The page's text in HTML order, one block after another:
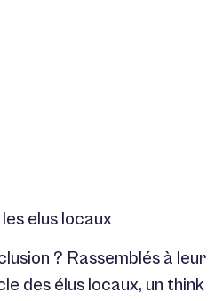
elus locaux
? Rassemblés à leur
des élus locaux, un think